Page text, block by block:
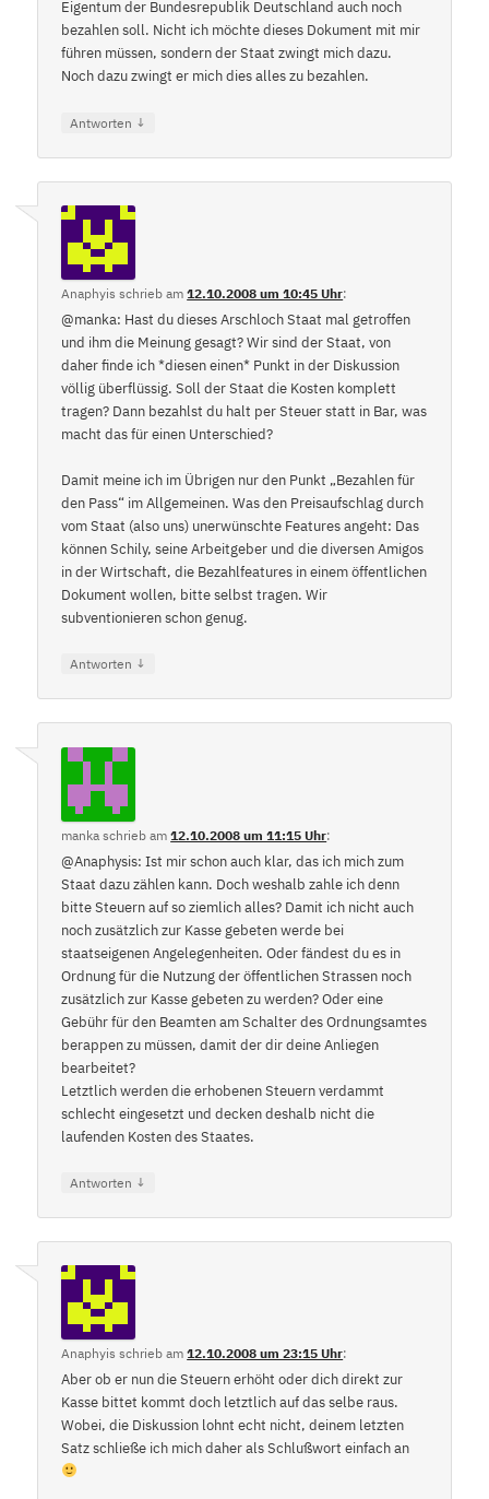
Eigentum der Bundesrepublik Deutschland auch noch
bezahlen soll. Nicht ich möchte dieses Dokument mit mir
führen müssen, sondern der Staat zwingt mich dazu.
Noch dazu zwingt er mich dies alles zu bezahlen.
Antworten ↓
Anaphyis schrieb am12.10.2008 um 10:45 Uhr:
@manka: Hast du dieses Arschloch Staat mal getroffen
und ihm die Meinung gesagt? Wir sind der Staat, von
daher finde ich *diesen einen* Punkt in der Diskussion
völlig überflüssig. Soll der Staat die Kosten komplett
tragen? Dann bezahlst du halt per Steuer statt in Bar, was
macht das für einen Unterschied?
Damit meine ich im Übrigen nur den Punkt „Bezahlen für
den Pass“ im Allgemeinen. Was den Preisaufschlag durch
vom Staat (also uns) unerwünschte Features angeht: Das
können Schily, seine Arbeitgeber und die diversen Amigos
in der Wirtschaft, die Bezahlfeatures in einem öffentlichen
Dokument wollen, bitte selbst tragen. Wir
subventionieren schon genug.
Antworten ↓
manka schrieb am12.10.2008 um 11:15 Uhr:
@Anaphysis: Ist mir schon auch klar, das ich mich zum
Staat dazu zählen kann. Doch weshalb zahle ich denn
bitte Steuern auf so ziemlich alles? Damit ich nicht auch
noch zusätzlich zur Kasse gebeten werde bei
staatseigenen Angelegenheiten. Oder fändest du es in
Ordnung für die Nutzung der öffentlichen Strassen noch
zusätzlich zur Kasse gebeten zu werden? Oder eine
Gebühr für den Beamten am Schalter des Ordnungsamtes
berappen zu müssen, damit der dir deine Anliegen
bearbeitet?
Letztlich werden die erhobenen Steuern verdammt
schlecht eingesetzt und decken deshalb nicht die
laufenden Kosten des Staates.
Antworten ↓
Anaphyis schrieb am12.10.2008 um 23:15 Uhr:
Aber ob er nun die Steuern erhöht oder dich direkt zur
Kasse bittet kommt doch letztlich auf das selbe raus.
Wobei, die Diskussion lohnt echt nicht, deinem letzten
Satz schließe ich mich daher als Schlußwort einfach an